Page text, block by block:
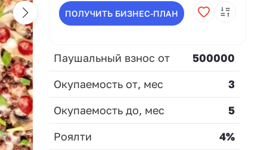
ПОЛУЧИТЬ БИЗНЕС-ПЛАН
Паушальный взнос от
500000
Окупаемость от, мес
3
Окупаемость до, мес
5
Роялти
4%